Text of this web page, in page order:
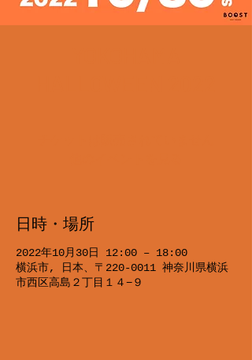
日時・場所
2022年10月30日 12:00 – 18:00
横浜市, 日本、〒220-0011 神奈川県横浜
市西区高島２丁目１４−９